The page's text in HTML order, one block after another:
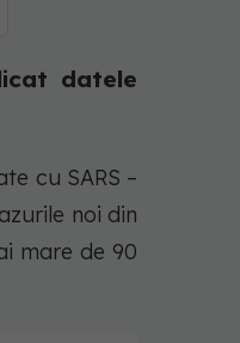
datele
cu SARS –
noi din
mare de 90